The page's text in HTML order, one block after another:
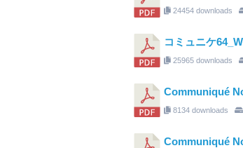
24454 downloads
コミュニケ
25965 downloads
Communiqué
8134 downloads
Communiqué